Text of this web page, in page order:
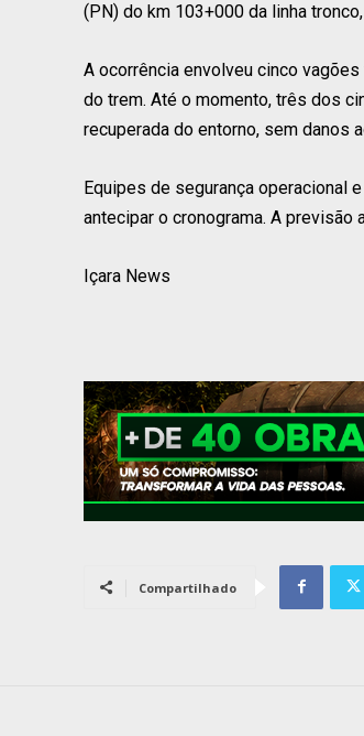
(PN) do km 103+000 da linha
A ocorrência envolveu cinco
do trem. Até o momento, três dos
recuperada do entorno, sem danos
Equipes de segurança operacional
antecipar o cronograma. A
Içara News
Compartilhado